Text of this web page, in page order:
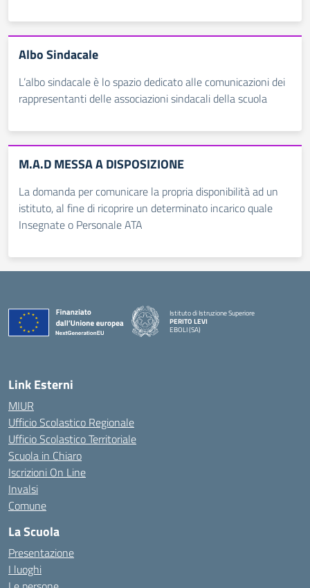
Albo Sindacale
L’albo sindacale è lo spazio dedicato alle comunicazioni dei
rappresentanti delle associazioni sindacali della scuola
M.A.D MESSA A DISPOSIZIONE
La domanda per comunicare la propria disponibilità ad un
istituto, al fine di ricoprire un determinato incarico quale
Insegnate o Personale ATA
Istituto di Istruzione Superiore
PERITO LEVI
EBOLI (SA)
Link Esterni
MIUR
Ufficio Scolastico Regionale
Ufficio Scolastico Territoriale
Scuola in Chiaro
Iscrizioni On Line
Invalsi
Comune
La Scuola
Presentazione
I luoghi